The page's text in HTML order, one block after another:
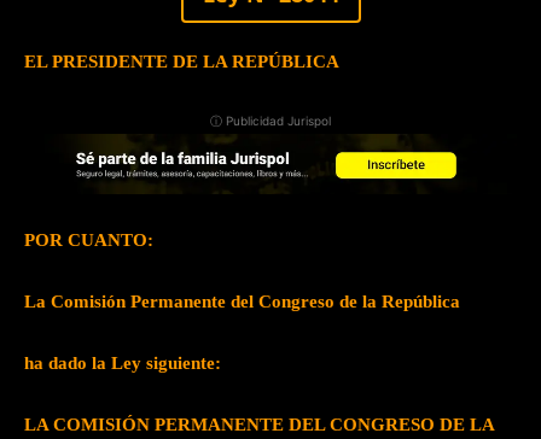
EL PRESIDENTE DE LA REPÚBLICA
ⓘ Publicidad Jurispol
POR CUANTO:
La Comisión Permanente del Congreso de la República
ha dado la Ley siguiente:
LA COMISIÓN PERMANENTE DEL CONGRESO DE LA